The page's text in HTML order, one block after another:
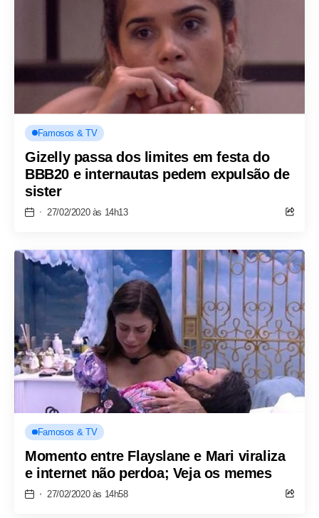
Famosos & TV
Gizelly passa dos limites em festa do
BBB20 e internautas pedem expulsão de
sister
27/02/2020 às 14h13
Famosos & TV
Momento entre Flayslane e Mari viraliza
e internet não perdoa; Veja os memes
27/02/2020 às 14h58